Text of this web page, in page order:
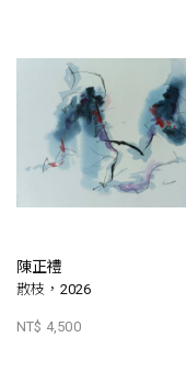
陳正禮
散枝，2026
NT$ 4,500